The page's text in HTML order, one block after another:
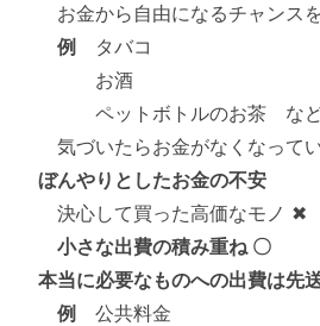
お金から自由になるチャンス
例
タバコ
お酒
ペットボトルのお茶 な
気づいたらお金がなくなって
ぼんやりとしたお金の不安
決心して買った高価なモノ ✖
小さな出費の積み重ね 〇
本当に必要なものへの出費は先
例
公共料金